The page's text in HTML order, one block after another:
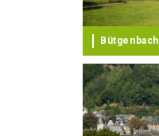
Bütgenbach